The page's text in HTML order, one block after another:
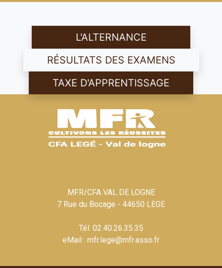
L'ALTERNANCE
RÉSULTATS DES EXAMENS
TAXE D'APPRENTISSAGE
MFR/CFA VAL DE LOGNE
7 Rue du Bocage - 44650 LEGE
Tél. 02.40.26.35.35
eMail : mfr.lege@mfr.asso.fr